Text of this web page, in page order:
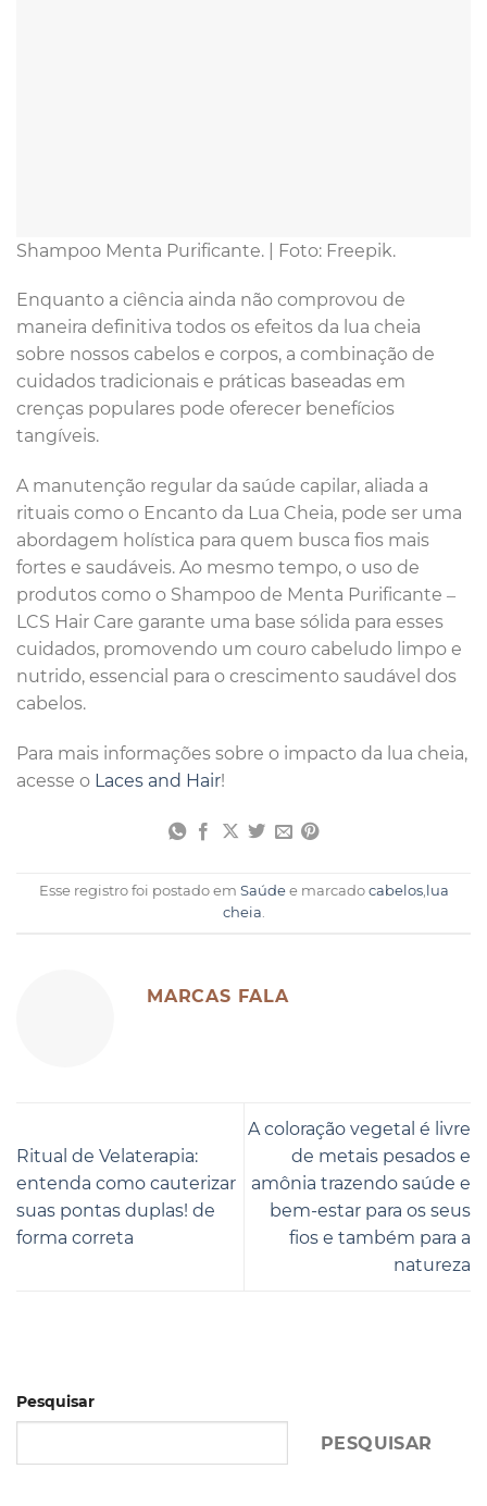
Shampoo Menta Purificante. | Foto: Freepik.
Enquanto a ciência ainda não comprovou de
maneira definitiva todos os efeitos da lua cheia
sobre nossos cabelos e corpos, a combinação de
cuidados tradicionais e práticas baseadas em
crenças populares pode oferecer benefícios
tangíveis.
A manutenção regular da saúde capilar, aliada a
rituais como o Encanto da Lua Cheia, pode ser uma
abordagem holística para quem busca fios mais
fortes e saudáveis. Ao mesmo tempo, o uso de
produtos como o Shampoo de Menta Purificante –
LCS Hair Care garante uma base sólida para esses
cuidados, promovendo um couro cabeludo limpo e
nutrido, essencial para o crescimento saudável dos
cabelos.
Para mais informações sobre o impacto da lua cheia,
acesse o Laces and Hair!
Esse registro foi postado em Saúdee marcado cabelos, lua
cheia.
MARCAS FALA
Ritual de Velaterapia:
entenda como cauterizar
suas pontas duplas! de
forma correta
A coloração vegetal é livre
de metais pesados e
amônia trazendo saúde e
bem-estar para os seus
fios e também para a
natureza
Pesquisar
PESQUISAR